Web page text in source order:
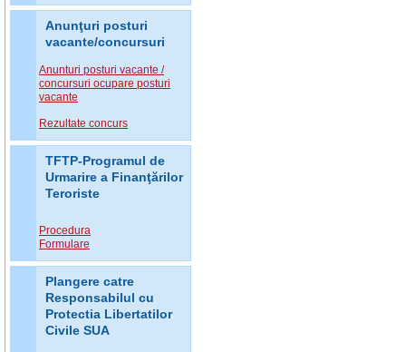
Anunţuri posturi
vacante/concursuri
Anunturi posturi vacante /
concursuri ocupare posturi
vacante
Rezultate concurs
TFTP-Programul de
Urmarire a Finanţărilor
Teroriste
Procedura
Formulare
Plangere catre
Responsabilul cu
Protectia Libertatilor
Civile SUA